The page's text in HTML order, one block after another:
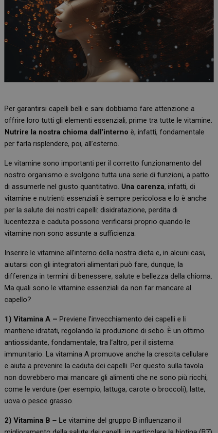
Per garantirsi capelli belli e sani dobbiamo fare attenzione a
offrire loro tutti gli elementi essenziali, prime tra tutte le vitamine.
Nutrire la nostra chioma dall’interno è, infatti, fondamentale
per farla risplendere, poi, all’esterno.
Le vitamine sono importanti per il corretto funzionamento del
nostro organismo e svolgono tutta una serie di funzioni, a patto
di assumerle nel giusto quantitativo. Una carenza, infatti, di
vitamine e nutrienti essenziali è sempre pericolosa e lo è anche
per la salute dei nostri capelli: disidratazione, perdita di
lucentezza e caduta possono verificarsi proprio quando le
vitamine non sono assunte a sufficienza.
Inserire le vitamine all’interno della nostra dieta e, in alcuni casi,
aiutarsi con gli integratori alimentari può fare, dunque, la
differenza in termini di benessere, salute e bellezza della chioma.
Ma quali sono le vitamine essenziali da non far mancare al
capello?
1) Vitamina A – Previene l’invecchiamento dei capelli e li
mantiene idratati, regolando la produzione di sebo. È un ottimo
antiossidante, fondamentale, tra l’altro, per il sistema
immunitario. La vitamina A promuove anche la crescita cellulare
e aiuta a prevenire la caduta dei capelli. Per questo sulla tavola
non dovrebbero mai mancare gli alimenti che ne sono più ricchi,
come le verdure (per esempio, lattuga, carote o broccoli), latte,
uova o pesce grasso.
2) Vitamina B – Le vitamine del gruppo B influenzano il